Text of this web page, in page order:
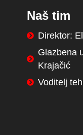
Naš tim
Direktor:
Glazbena
Krajačić
Voditelj